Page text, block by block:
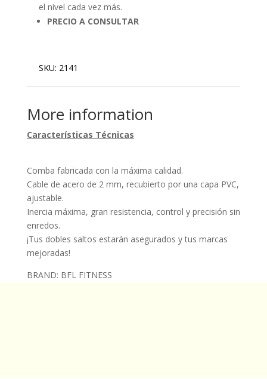
el nivel cada vez más.
PRECIO A CONSULTAR
SKU: 2141
More information
Características Técnicas
Comba fabricada con la máxima calidad.
Cable de acero de 2 mm, recubierto por una capa PVC,
ajustable.
Inercia máxima, gran resistencia, control y precisión sin
enredos.
¡Tus dobles saltos estarán asegurados y tus marcas
mejoradas!
BRAND: BFL FITNESS